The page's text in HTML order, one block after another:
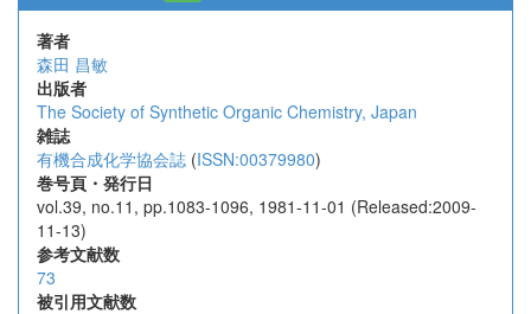
著者
森田 昌敏
出版者
The Society of Synthetic Organic Chemistry, Japan
雑誌
有機合成化学協会誌 (ISSN:00379980)
巻号頁・発行日
vol.39, no.11, pp.1083-1096, 1981-11-01 (Released:2009-
11-13)
参考文献数
73
被引用文献数